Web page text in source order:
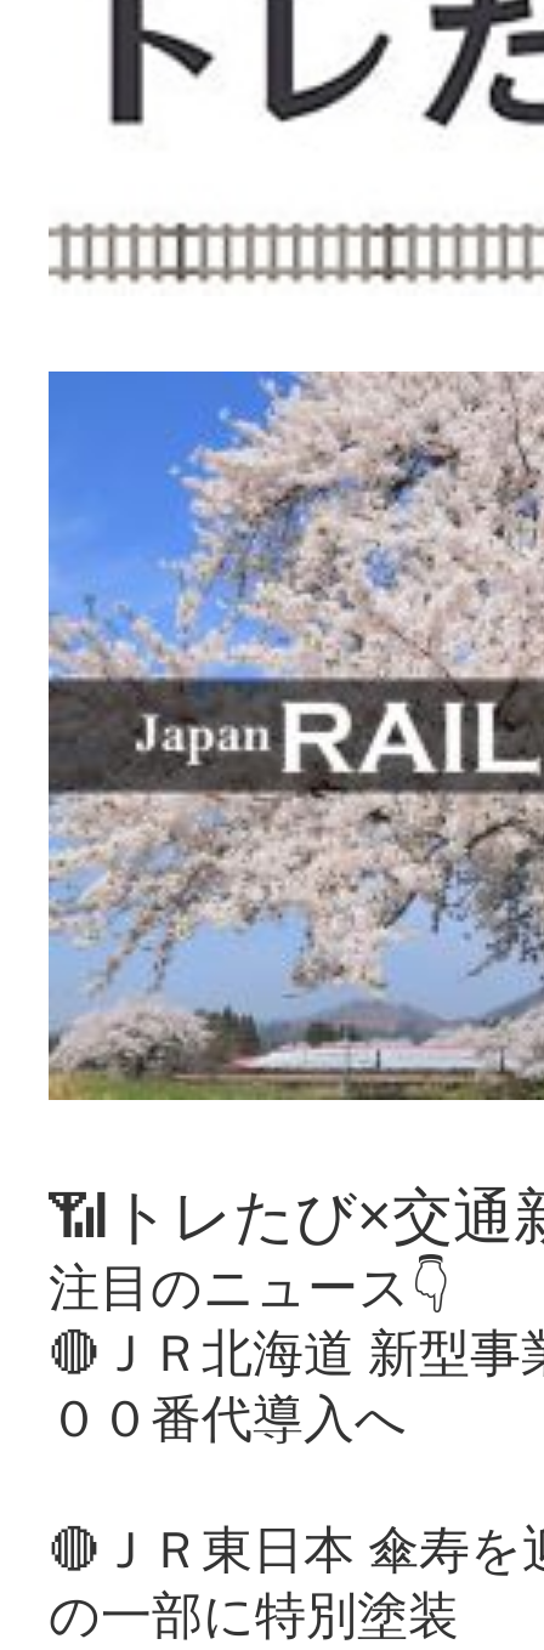
📶トレたび×交通
注目のニュース👇
🔴ＪＲ北海道 新型
００番代導入へ
🔴ＪＲ東日本 傘寿
の一部に特別塗装